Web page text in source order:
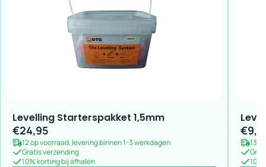
Levelling Starterspakket 1,5mm
€24,95
12 op voorraad, levering binnen 1-3 werkdagen
Gratis verzending
10% korting bij afhalen
€